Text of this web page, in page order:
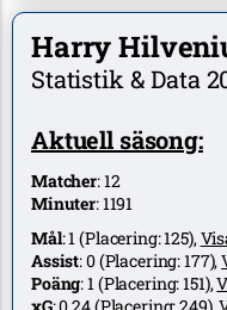
Harry
Statistik & Data
Aktuell säsong:
Matcher:12
Minuter:1191
Mål:1(Placering:125),
Assist:0(Placering:177),
Poäng:1(Placering:151),